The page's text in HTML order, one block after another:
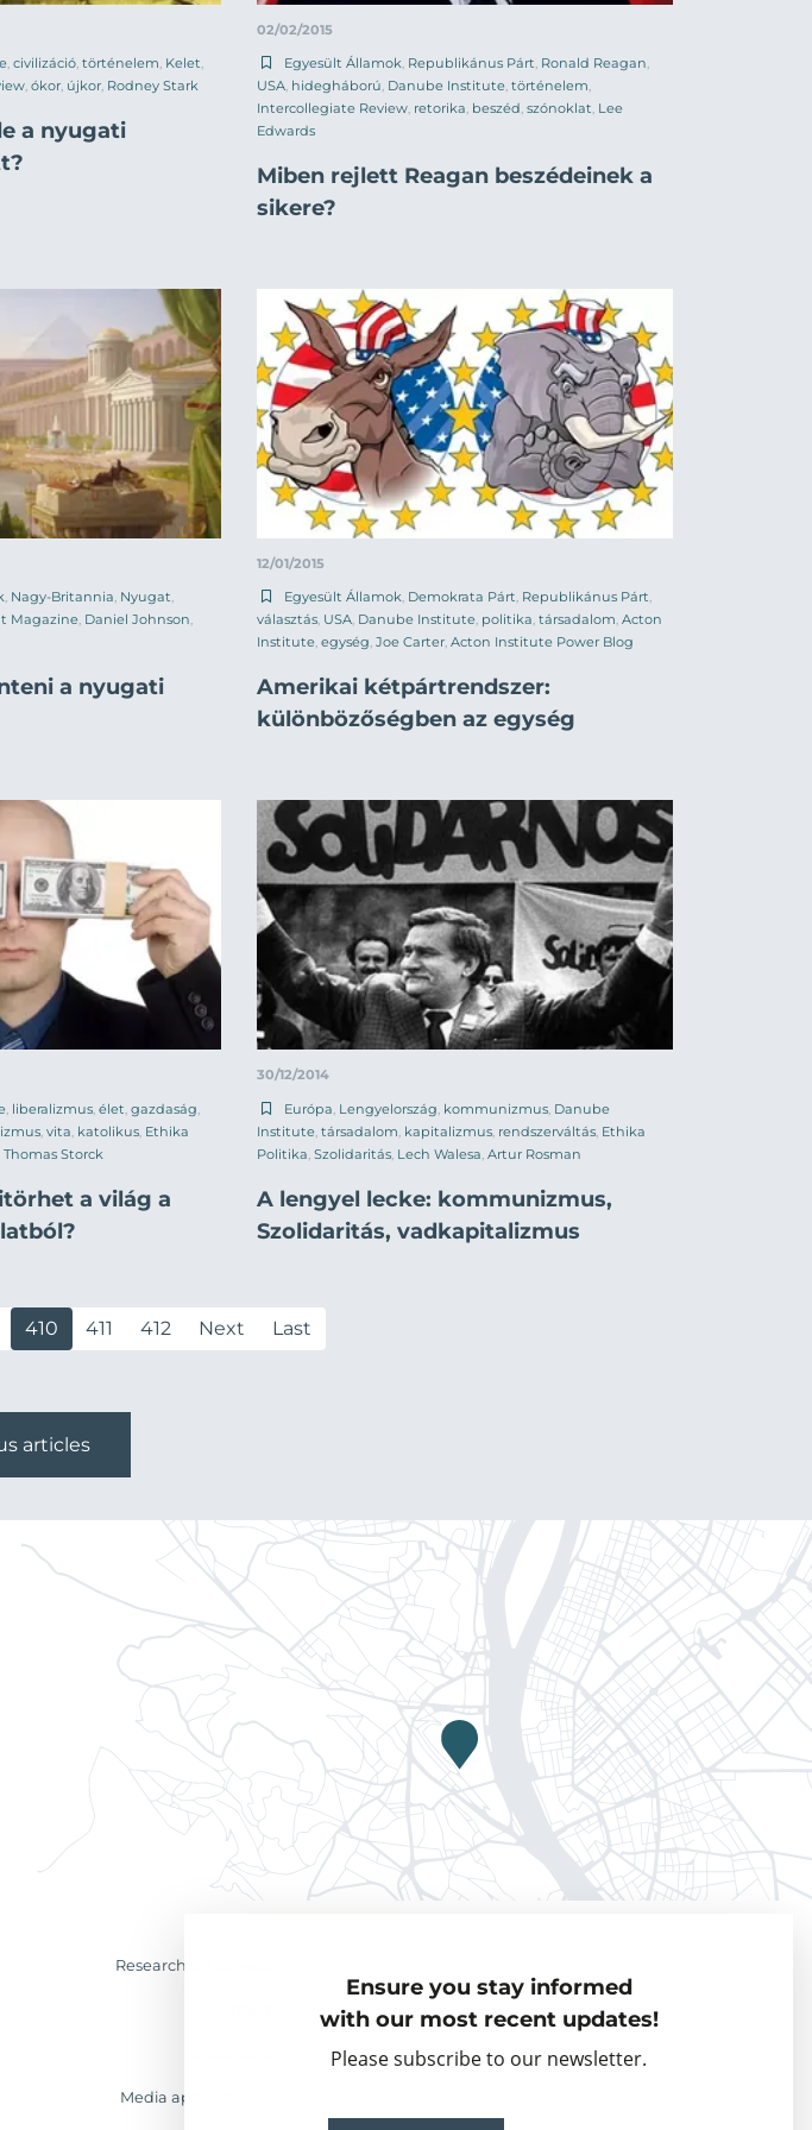
Ensure you stay informed
with our most recent updates!
Please subscribe to our newsletter.
civilizáció történelem Kelet
ókor újkor Rodney Stark
a nyugati
02/02/2015
Egyesült Államok Republikánus Párt Ronald Reagan
USA hidegháború Danube Institute történelem
Intercollegiate Review retorika beszéd szónoklat Lee
Edwards
Miben rejlett Reagan beszédeinek a
sikere?
, Nagy-Britannia, Nyugat,
Magazine, Daniel Johnson,
a nyugati
12/01/2015
Egyesült Államok, Demokrata Párt, Republikánus Párt,
választás, USA, Danube Institute, politika, társadalom, Acton
Institute, egység, Joe Carter, Acton Institute Power Blog
Amerikai kétpártrendszer:
különbözőségben az egység
liberalizmus élet gazdaság
vita katolikus Ethika
Thomas Storck
a világ a
30/12/2014
Európa Lengyelország kommunizmus Danube
Institute társadalom kapitalizmus rendszerváltás Ethika
Politika Szolidaritás Lech Walesa Artur Rosman
A lengyel lecke: kommunizmus,
Szolidaritás, vadkapitalizmus
410 411 412 Next Last
articles
Research & Analyses
Visiting Fellows
Partner organisations
Media appearances